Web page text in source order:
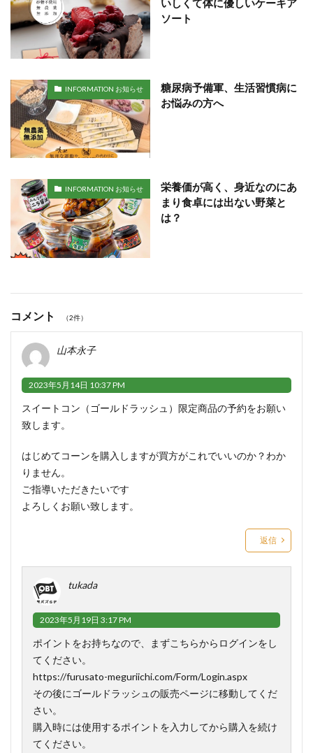
いしくて体に優しいケーキア
ソート
INFORMATION お知らせ
糖尿病予備軍、生活習慣病に
お悩みの方へ
INFORMATION お知らせ
栄養価が高く、身近なのにあ
まり食卓には出ない野菜と
は？
コメント （2件）
山本永子
2023年5月14日 10:37 PM
スイートコン（ゴールドラッシュ）限定商品の予約をお願い
致します。
はじめてコーンを購入しますが買方がこれでいいのか？わか
りません。
ご指導いただきたいです
よろしくお願い致します。
返信
tukada
2023年5月19日 3:17 PM
ポイントをお持ちなので、まずこちらからログインをし
てください。
https://furusato-meguriichi.com/Form/Login.aspx
その後にゴールドラッシュの販売ページに移動してくだ
さい。
購入時には使用するポイントを入力してから購入を続け
てください。